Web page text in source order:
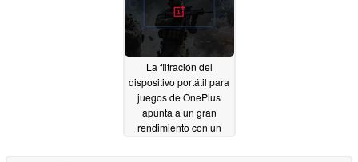
La filtración del
dispositivo portátil para
juegos de OnePlus
apunta a un gran
rendimiento con un